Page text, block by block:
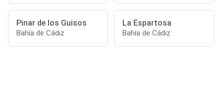
Pinar de los Guisos
Bahía de Cádiz
La Espartosa
Bahía de Cádiz